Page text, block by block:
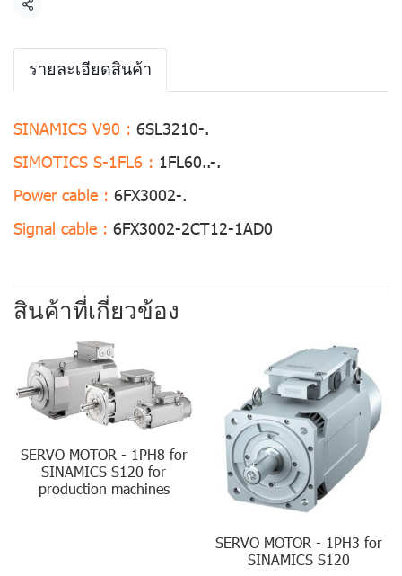
แชร์
รายละเอียดสินค้า
SINAMICS V90 : 6SL3210-.
SIMOTICS S-1FL6 : 1FL60..-.
Power cable : 6FX3002-.
Signal cable : 6FX3002-2CT12-1AD0
สินค้าที่เกี่ยวข้อง
SERVO MOTOR - 1PH8 for
SINAMICS S120 for
production machines
SERVO MOTOR - 1PH3 for
SINAMICS S120